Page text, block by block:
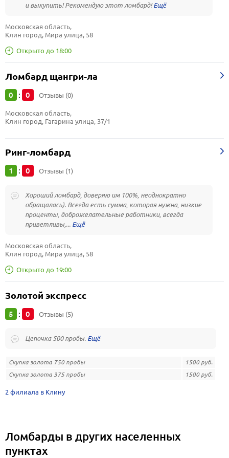
и выкупить! Рекомендую этот ломбард!
Открыто до 18:00
Московская область,
Клин город, Мира улица, 58
Ломбард щангри-ла
0 : 0 Отзывы (0)
Московская область,
Клин город, Гагарина улица, 37/1
Ринг-ломбард
1 : 0 Отзывы (1)
Хороший ломбард, доверяю им 100%, неоднократно
обращалась). Всегда есть сумма, которая нужна, низкие
проценты, доброжелательные работники, всегда
приветливы,...
Открыто до 19:00
Московская область,
Клин город, Мира улица, 58
Золотой экспресс
5 : 0 Отзывы (5)
Цепочка 500 пробы.
Скупка золота 750 пробы
1500 руб.
Скупка золота 375 пробы
1500 руб.
2 филиала в Клину
Ломбарды в других населенных
пунктах